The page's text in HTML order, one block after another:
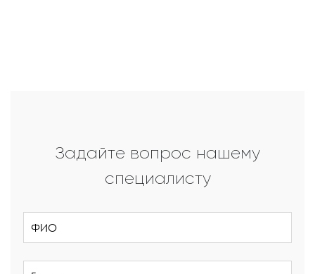
Задайте вопрос нашему
специалисту